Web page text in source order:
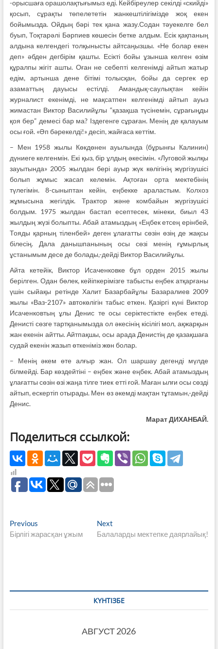
-орысшаға орашолақтығымыз еді. Кейбіреулер секілді «скийді»
қосып, сұрақты төпелететін жанкештілігімізде жоқ екен
бойымызда. Ойдың бәрі тек қана жазу.Содан тәуекелге бел
буып, Тоқтарәлі Бәрпиев көшесін бетке алдым. Есік қақпаның
алдына келгендегі толқынысты айтсаңызшы. «Не болар екен
деп» әбден дегбірім қашты. Есікті бойы ұзынша келген өзім
құралпы жігіт ашты. Оған не себепті келгенімді айтып жатыр
едім, артынша дене бітімі толысқан, бойы да сергек ер
азаматтың дауысы естілді. Амандық-саулықтан кейін
журналист екенімді, не мақсатпен келгенімді айтып ауыз
жимастан Виктор Василийұлы “қазақша түсінемін, сұрағыңды
қоя бер” демесі бар ма? Іздегенге сұраған. Менің де қалауым
осы ғой. «Әп бәрекелді!» десіп, жайғаса кеттім.
– Мен 1958 жылы Көкдөнен ауылында (бұрынғы Калинин)
дүниеге келгенмін. Екі қыз, бір ұлдың әкесімін. «Луговой жылқы
зауытында» 2005 жылдан бері ауыр жүк көлігінің жүргізушісі
болып жұмыс жасап келемін. Ақтоған орта мектебінің
түлегімін. 8-сыныптан кейін, еңбекке араластым. Колхоз
жұмысына жегілдік. Трактор және комбайын жүргізушісі
болдым. 1975 жылдан бастап есептесек, мінеки, биыл 43
жылдың жүзі болыпты. Абай атамыздың «Еңбек етсең ерінбей,
Тояды қарның тіленбей» деген ұлағатты сөзін өзің де жақсы
білесің. Дала данышпанының осы сөзі менің ғұмырлық
ұстанымым десе де болады,-дейді Виктор Василийұлы.
Айта кетейік, Виктор Исаченковке бұл орден 2015 жылы
берілген. Одан бөлек, кейіпкерімізге табысты еңбек атқарғаны
үшін сыйақы ретінде Халит Базарбайұлы Базаралиев 2009
жылы «Ваз-2107» автокөлігін табыс еткен. Қазіргі күні Виктор
Исаченковтың ұлы Денис те осы серіктестікте еңбек етеді.
Денисті сөзге тартқанымызда ол әкесінің кісілігі мол, ақжарқын
жан екенін айтты. Айтпақшы, осы арада Денистің де қазақшаға
судай екенін жазып өткеніміз жөн болар.
– Менің әкем өте алғыр жан. Ол шаршау дегенді мүлде
білмейді. Бар көздейтіні – еңбек және еңбек. Абай атамыздың
ұлағатты сөзін өзі жаңа тілге тиек етті ғой. Маған ылғи осы сөзді
айтып, ескертіп отырады. Мен өз әкемді мақтан тұтамын,-дейді
Денис.
Марат ДИХАНБАЙ.
Поделиться ссылкой:
Навигация
по
PreviousPrevious
post:
Бірлігі жарасқан ұжым
Next
post:
Балаларды мектепке даярлайық!
КҮНТІЗБЕ
АВГУСТ 2026